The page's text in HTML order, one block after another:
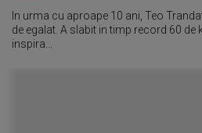
In urma cu aproape 10 ani, Teo
de egalat. A slabit in timp record 60 de
inspira...